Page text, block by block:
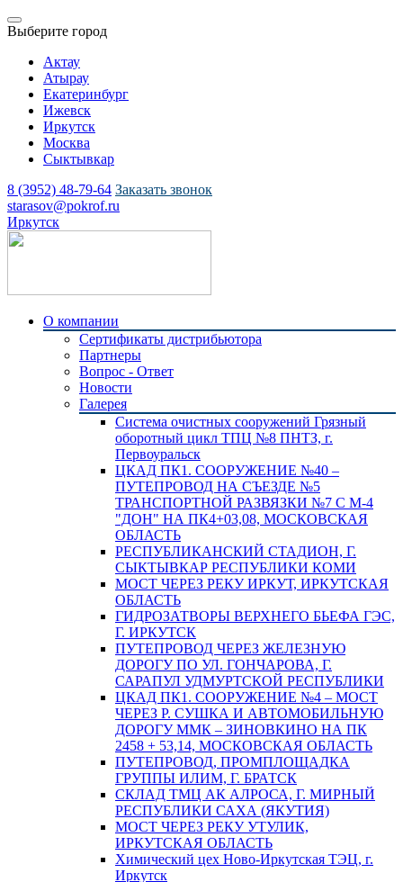
Выберите город
Актау
Атырау
Екатеринбург
Ижевск
Иркутск
Москва
Сыктывкар
8 (3952) 48-79-64 Заказать звонок
starasov@pokrof.ru
Иркутск
О компании
Сертификаты дистрибьютора
Партнеры
Вопрос - Ответ
Новости
Галерея
Система очистных сооружений Грязный
оборотный цикл ТПЦ №8 ПНТЗ, г.
Первоуральск
ЦКАД ПК1. СООРУЖЕНИЕ №40 –
ПУТЕПРОВОД НА СЪЕЗДЕ №5
ТРАНСПОРТНОЙ РАЗВЯЗКИ №7 С М-4
"ДОН" НА ПК4+03,08, МОСКОВСКАЯ
ОБЛАСТЬ
РЕСПУБЛИКАНСКИЙ СТАДИОН, Г.
СЫКТЫВКАР РЕСПУБЛИКИ КОМИ
МОСТ ЧЕРЕЗ РЕКУ ИРКУТ, ИРКУТСКАЯ
ОБЛАСТЬ
ГИДРОЗАТВОРЫ ВЕРХНЕГО БЬЕФА ГЭС,
Г. ИРКУТСК
ПУТЕПРОВОД ЧЕРЕЗ ЖЕЛЕЗНУЮ
ДОРОГУ ПО УЛ. ГОНЧАРОВА, Г.
САРАПУЛ УДМУРТСКОЙ РЕСПУБЛИКИ
ЦКАД ПК1. СООРУЖЕНИЕ №4 – МОСТ
ЧЕРЕЗ Р. СУШКА И АВТОМОБИЛЬНУЮ
ДОРОГУ ММК – ЗИНОВКИНО НА ПК
2458 + 53,14, МОСКОВСКАЯ ОБЛАСТЬ
ПУТЕПРОВОД, ПРОМПЛОЩАДКА
ГРУППЫ ИЛИМ, Г. БРАТСК
СКЛАД ТМЦ АК АЛРОСА, Г. МИРНЫЙ
РЕСПУБЛИКИ САХА (ЯКУТИЯ)
МОСТ ЧЕРЕЗ РЕКУ УТУЛИК,
ИРКУТСКАЯ ОБЛАСТЬ
Химический цех Ново-Иркутская ТЭЦ, г.
Иркутск